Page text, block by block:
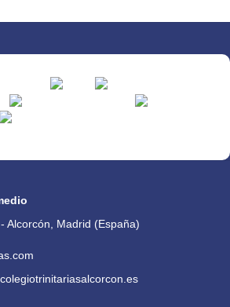
Alcorcón, Madrid (España)